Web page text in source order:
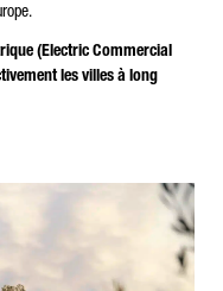
(Electric Commercial
les villes à long